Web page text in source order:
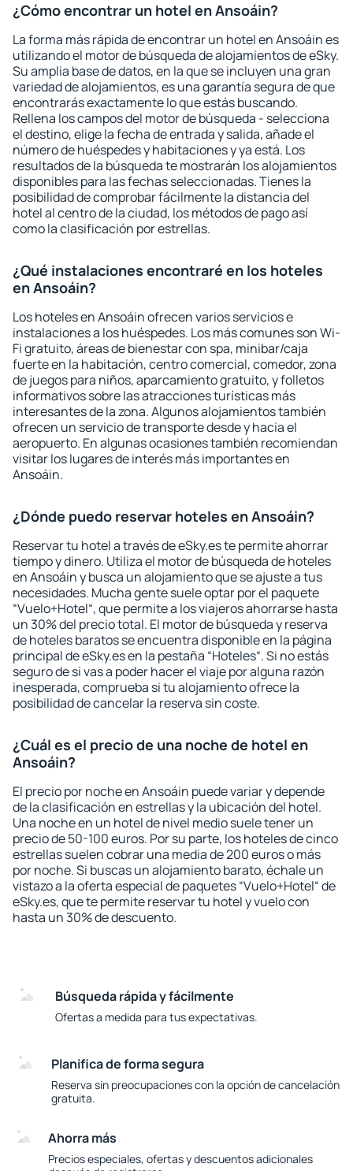
¿Cómo encontrar un hotel en Ansoáin?
La forma más rápida de encontrar un hotel en Ansoáin es
utilizando el motor de búsqueda de alojamientos de eSky.
Su amplia base de datos, en la que se incluyen una gran
variedad de alojamientos, es una garantía segura de que
encontrarás exactamente lo que estás buscando.
Rellena los campos del motor de búsqueda - selecciona
el destino, elige la fecha de entrada y salida, añade el
número de huéspedes y habitaciones y ya está. Los
resultados de la búsqueda te mostrarán los alojamientos
disponibles para las fechas seleccionadas. Tienes la
posibilidad de comprobar fácilmente la distancia del
hotel al centro de la ciudad, los métodos de pago así
como la clasificación por estrellas.
¿Qué instalaciones encontraré en los hoteles
en Ansoáin?
Los hoteles en Ansoáin ofrecen varios servicios e
instalaciones a los huéspedes. Los más comunes son Wi-
Fi gratuito, áreas de bienestar con spa, minibar/caja
fuerte en la habitación, centro comercial, comedor, zona
de juegos para niños, aparcamiento gratuito, y folletos
informativos sobre las atracciones turísticas más
interesantes de la zona. Algunos alojamientos también
ofrecen un servicio de transporte desde y hacia el
aeropuerto. En algunas ocasiones también recomiendan
visitar los lugares de interés más importantes en
Ansoáin.
¿Dónde puedo reservar hoteles en Ansoáin?
Reservar tu hotel a través de eSky.es te permite ahorrar
tiempo y dinero. Utiliza el motor de búsqueda de hoteles
en Ansoáin y busca un alojamiento que se ajuste a tus
necesidades. Mucha gente suele optar por el paquete
“Vuelo+Hotel“, que permite a los viajeros ahorrarse hasta
un 30% del precio total. El motor de búsqueda y reserva
de hoteles baratos se encuentra disponible en la página
principal de eSky.es en la pestaña “Hoteles“. Si no estás
seguro de si vas a poder hacer el viaje por alguna razón
inesperada, comprueba si tu alojamiento ofrece la
posibilidad de cancelar la reserva sin coste.
¿Cuál es el precio de una noche de hotel en
Ansoáin?
El precio por noche en Ansoáin puede variar y depende
de la clasificación en estrellas y la ubicación del hotel.
Una noche en un hotel de nivel medio suele tener un
precio de 50-100 euros. Por su parte, los hoteles de cinco
estrellas suelen cobrar una media de 200 euros o más
por noche. Si buscas un alojamiento barato, échale un
vistazo a la oferta especial de paquetes “Vuelo+Hotel“ de
eSky.es, que te permite reservar tu hotel y vuelo con
hasta un 30% de descuento.
Búsqueda rápida y fácilmente
Ofertas a medida para tus expectativas.
Planifica de forma segura
Reserva sin preocupaciones con la opción de cancelación
gratuita.
Ahorra más
Precios especiales, ofertas y descuentos adicionales